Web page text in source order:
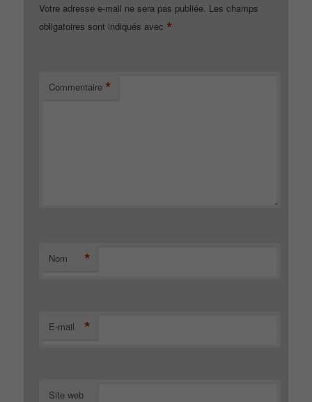
Votre adresse e-mail ne sera pas publiée. Les champs
obligatoires sont indiqués avec *
Commentaire *
Nom *
E-mail *
Site web